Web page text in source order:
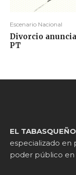
Escenario Nacional
Divorcio
PT
EL TABASQUEÑO
especializado en
poder público en